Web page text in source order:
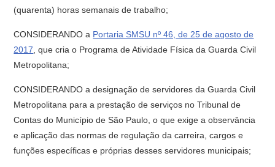
(quarenta) horas semanais de trabalho;
CONSIDERANDO a Portaria SMSU nº 46, de 25 de agosto de
2017 , que cria o Programa de Atividade Física da Guarda Civil
Metropolitana;
CONSIDERANDO a designação de servidores da Guarda Civil
Metropolitana para a prestação de serviços no Tribunal de
Contas do Município de São Paulo, o que exige a observância
e aplicação das normas de regulação da carreira, cargos e
funções específicas e próprias desses servidores municipais;